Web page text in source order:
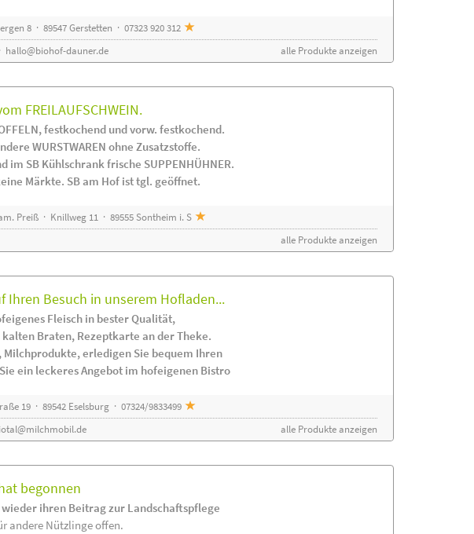
8 · 89547 Gerstetten · 07323 920 312
hallo@biohof-dauner.de alle Produkte anzeigen
FREILAUFSCHWEIN.
festkochend und vorw. festkochend.
WURSTWAREN ohne Zusatzstoffe.
im SB Kühlschrank frische SUPPENHÜHNER.
Märkte. SB am Hof ist tgl. geöffnet.
Preiß · Knillweg 11 · 89555 Sontheim i. S
alle Produkte anzeigen
Ihren Besuch in unserem Hofladen...
Fleisch in bester Qualität,
Braten, Rezeptkarte an der Theke.
Milchprodukte, erledigen Sie bequem Ihren
ein leckeres Angebot im hofeigenen Bistro
19 · 89542 Eselsburg · 07324/9833499
alle Produkte anzeigen
begonnen
ihren Beitrag zur Landschaftspflege
andere Nützlinge offen.